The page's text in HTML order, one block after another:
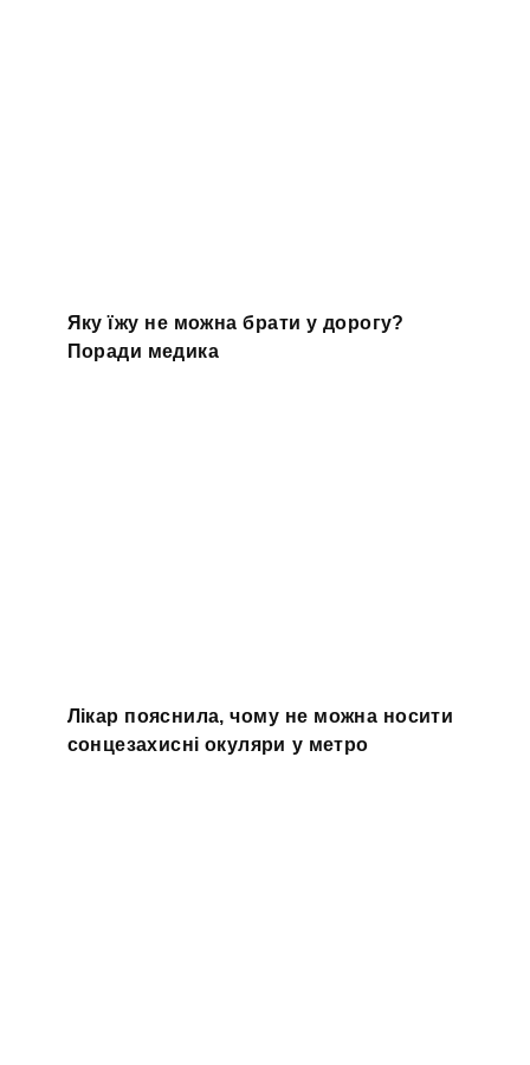
Яку їжу не можна брати у дорогу?
Поради медика
Лікар пояснила, чому не можна носити
сонцезахисні окуляри у метро